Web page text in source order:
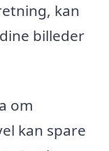
kan
billeder
om
kan spare